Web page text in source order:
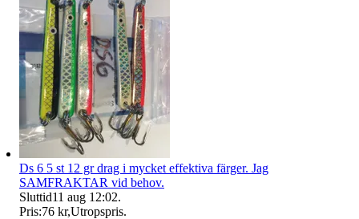
Ds 6 5 st 12 gr drag i mycket effektiva färger. Jag
SAMFRAKTAR vid behov.
Sluttid11 aug 12:02.
Pris:76 kr,Utropspris.